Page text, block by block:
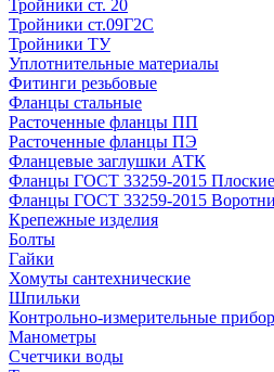
Тройники ст. 20
Тройники ст.09Г2С
Тройники ТУ
Уплотнительные материалы
Фитинги резьбовые
Фланцы стальные
Расточенные фланцы ПП
Расточенные фланцы ПЭ
Фланцевые заглушки АТК
Фланцы ГОСТ 33259-2015 Плоские
Фланцы ГОСТ 33259-2015
Крепежные изделия
Болты
Гайки
Хомуты сантехнические
Шпильки
Контрольно-измерительные
Манометры
Счетчики воды